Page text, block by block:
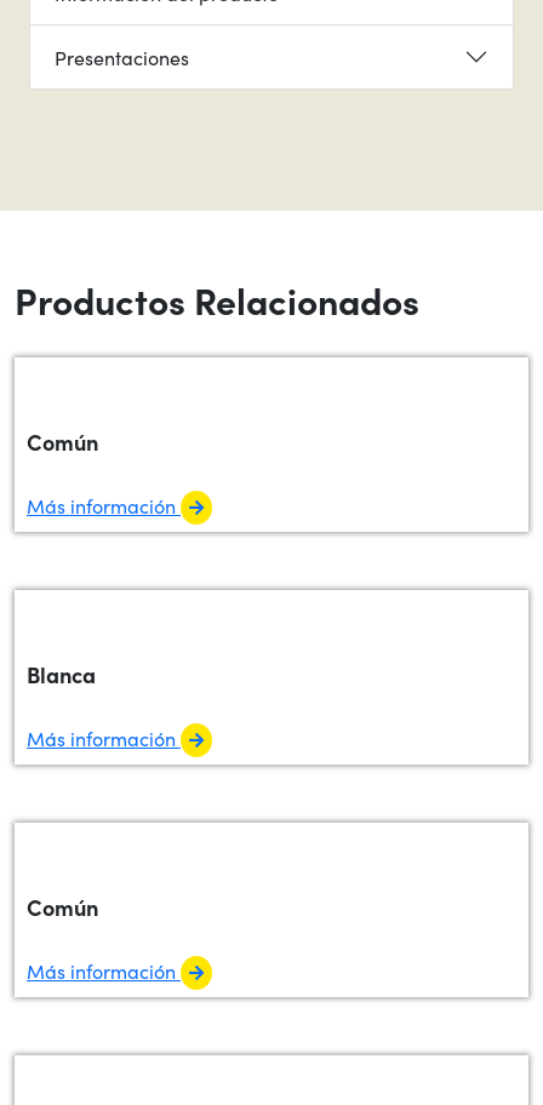
Presentaciones
Productos Relacionados
Común
Más información
Blanca
Más información
Común
Más información